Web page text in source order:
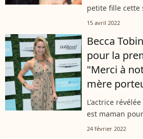
petite fille cette
naissance tant
femme Mia en
comédien...
15 avril 2022
Becca
pour la
"Merci à
mère
L'actrice
est maman
a annoncé la
24 février 2022